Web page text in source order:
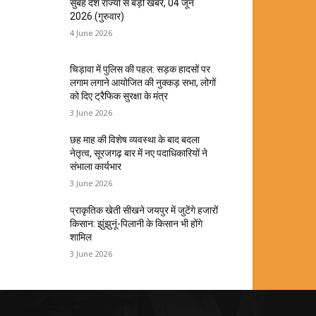
सुबह देश राज्यों से बड़ी खबरें, 04 जून
2026 (गुरुवार)
4 June 2026
चिड़ावा में पुलिस की पहल: सड़क हादसों पर
लगाम लगाने आयोजित की नुक्कड़ सभा, लोगों
को दिए ट्रैफिक सुरक्षा के मंत्र
3 June 2026
छह माह की विशेष व्यवस्था के बाद बदला
नेतृत्व, सूरजगढ़ बार में नए पदाधिकारियों ने
संभाला कार्यभार
3 June 2026
प्राकृतिक खेती सीखने जयपुर में जुटेंगे हजारों
किसान: झुंझुनूं-पिलानी के किसान भी होंगे
शामिल
3 June 2026